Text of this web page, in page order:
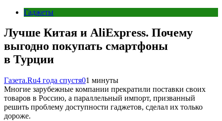
Гаджеты
Лучше Китая и AliExpress. Почему
выгодно покупать смартфоны
в Турции
Газета.Ru4 года спустя01 минуты
Многие зарубежные компании прекратили поставки своих
товаров в Россию, а параллельный импорт, призванный
решить проблему доступности гаджетов, сделал их только
дороже.